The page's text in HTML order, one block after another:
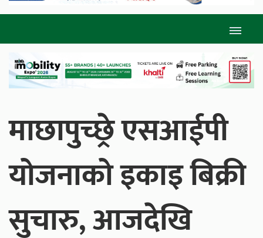
माछापुच्छ्रे एसआईपी
योजनाको इकाइ बिक्री
सुचारु, आजदेखि